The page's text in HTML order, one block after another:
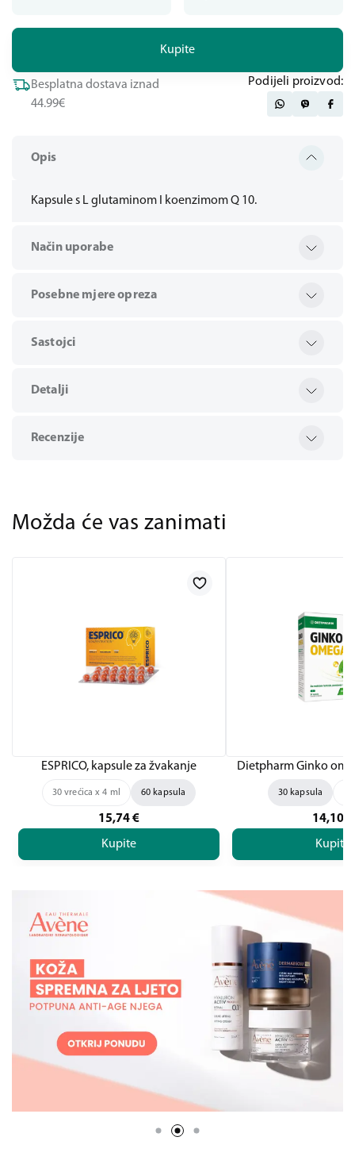
Opis
Kapsule s L glutaminom I koenzimom Q 10.
Način uporabe
Posebne mjere opreza
Sastojci
Detalji
Recenzije
Kupite
Besplatna dostava iznad
44.99€
Podijeli proizvod:
Možda će vas zanimati
ESPRICO, kapsule za žvakanje
30 vrećica x 4 ml 60 kapsula
15,74€
Kupite
Dietpharm Ginko
30 kapsula
14,10
Kupite